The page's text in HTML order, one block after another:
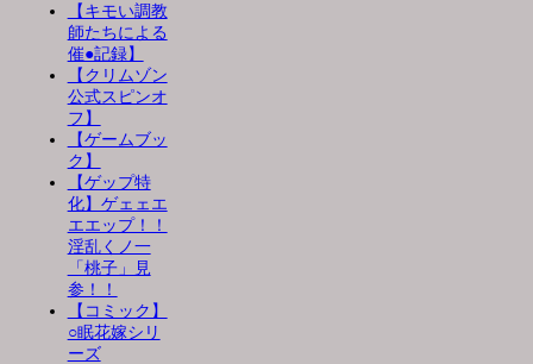
【キモい調教
師たちによる
催●記録】
【クリムゾン
公式スピンオ
フ】
【ゲームブッ
ク】
【ゲップ特
化】ゲェェエ
エエップ！！
淫乱くノ一
「桃子」見
参！！
【コミック】
○眠花嫁シリ
ーズ